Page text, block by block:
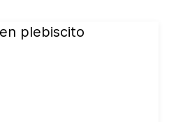
plebiscito